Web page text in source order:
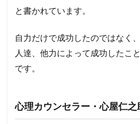
と書かれています。
自力だけで成功したのではなく
人達、他力によって成功したこ
です。
心理カウンセラー・心屋仁之